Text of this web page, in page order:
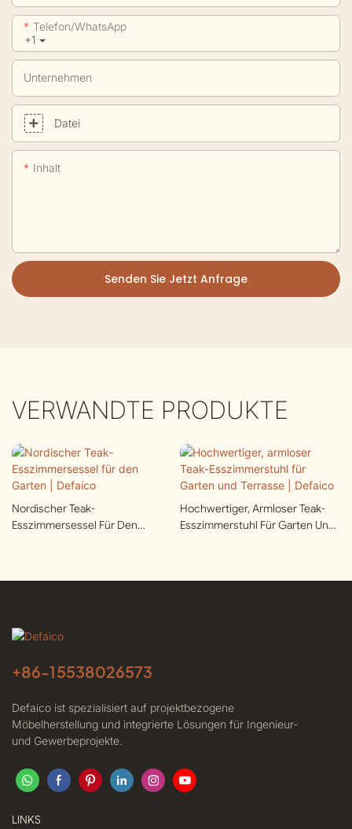
+1
Telefon/WhatsApp
Unternehmen
Datei
Inhalt
Senden Sie Jetzt Anfrage
VERWANDTE PRODUKTE
Nordischer Teak-
Esszimmersessel Für Den
Hochwertiger, Armloser Teak-
Esszimmerstuhl Für Garten Und
+86-15538026573
Defaico ist spezialisiert auf projektbezogene
Möbelherstellung und integrierte Lösungen für Ingenieur-
und Gewerbeprojekte.
LINKS